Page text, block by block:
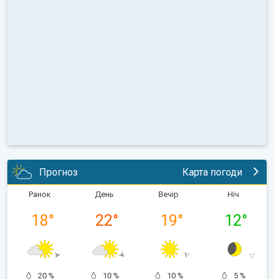
Прогноз Карта погоди
Ранок
18°
20 %
День
22°
10 %
Вечір
19°
10 %
Ніч
12°
5 %